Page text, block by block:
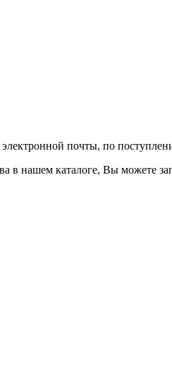
почты, по
в нашем каталоге, Вы можете